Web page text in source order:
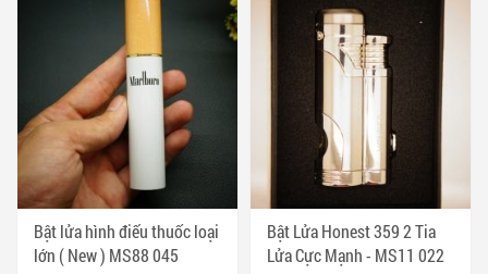
Bật lửa hình điếu thuốc loại
lớn ( New ) MS88 045
Bật Lửa Honest 359 2 Tia
Lửa Cực Mạnh - MS11 022